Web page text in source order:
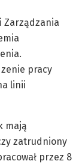
Zarządzania
pracy
linii
mają
zatrudniony
przez 8